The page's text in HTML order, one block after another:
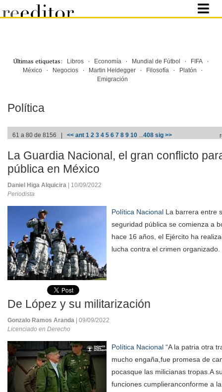
Últimas etiquetas: Libros · Economía · Mundial de Fútbol · FIFA ·
México· Negocios· Martin Heidegger· Filosofía· Platón ·
Emigración
Política
61 a 80 de 8156 | << ant 1 2 3 4 5 6 7 8 9 10 ...408 sig >>
La Guardia Nacional, el gran conflicto
pública en México
Daniel Higa Alquicira
| 10/09/2022
Periodista
Política Nacional La barrera entre
seguridad pública se comienza a
hace 16 años, el Ejército ha
lucha contra el crimen
De López y su militarización
Gonzalo Ramos Aranda
| 09/09/2022
Licenciado en Derecho
Política Nacional “A la patria otra
mucho engaña,fue promesa de
pocasque las milicianas tropas.A
funciones cumplieranconforme a